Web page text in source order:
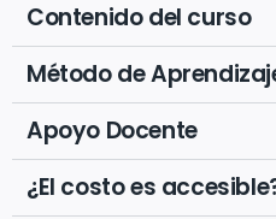
Contenido del curso
Método de
Apoyo Docente
¿El costo es